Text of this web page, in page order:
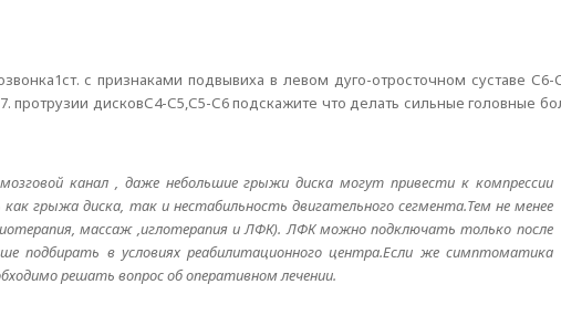
с признаками подвывиха в левом дуго-отросточном суставе С6-
дисковС4-С5,С5-С6 подскажите что делать сильные головные
канал , даже небольшие грыжи диска могут привести к компрессии
грыжа диска, так и нестабильность двигательного сегмента.Тем не менее
массаж ,иглотерапия и ЛФК). ЛФК можно подключать только после
подбирать в условиях реабилитационного центра.Если же симптоматика
решать вопрос об оперативном лечении.